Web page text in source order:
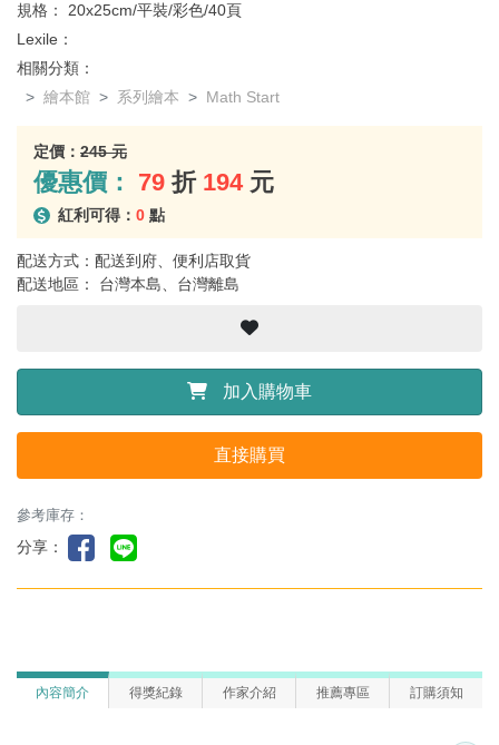
規格： 20x25cm/平裝/彩色/40頁
Lexile：
相關分類：
繪本館
系列繪本 Math Start
定價： 245 元
優惠價： 79 折 194 元
紅利可得： 0 點
配送方式：配送到府、便利店取貨
配送地區： 台灣本島、台灣離島
加入購物車
直接購買
參考庫存：
分享：
內容簡介 得獎紀錄 作家介紹 推薦專區 訂購須知